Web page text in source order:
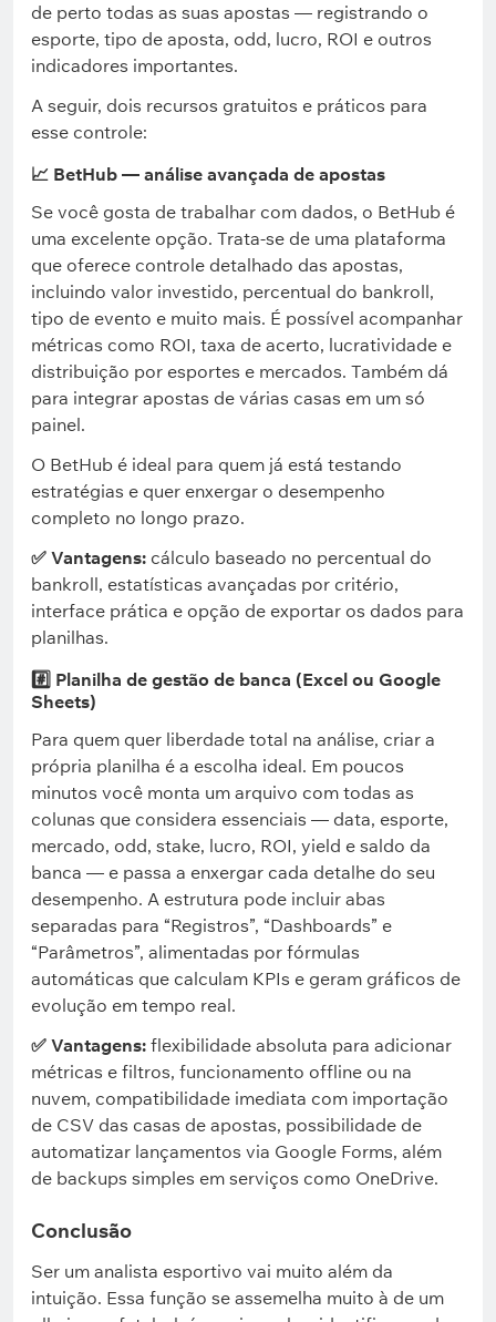
de perto todas as suas apostas — registrando o
esporte, tipo de aposta, odd, lucro, ROI e outros
indicadores importantes.
A seguir, dois recursos gratuitos e práticos para
esse controle:
📈 BetHub — análise avançada de apostas
Se você gosta de trabalhar com dados, o BetHub é
uma excelente opção. Trata-se de uma plataforma
que oferece controle detalhado das apostas,
incluindo valor investido, percentual do bankroll,
tipo de evento e muito mais. É possível acompanhar
métricas como ROI, taxa de acerto, lucratividade e
distribuição por esportes e mercados. Também dá
para integrar apostas de várias casas em um só
painel.
O BetHub é ideal para quem já está testando
estratégias e quer enxergar o desempenho
completo no longo prazo.
✅ Vantagens: cálculo baseado no percentual do
bankroll, estatísticas avançadas por critério,
interface prática e opção de exportar os dados para
planilhas.
#️⃣ Planilha de gestão de banca (Excel ou Google
Sheets)
Para quem quer liberdade total na análise, criar a
própria planilha é a escolha ideal. Em poucos
minutos você monta um arquivo com todas as
colunas que considera essenciais — data, esporte,
mercado, odd, stake, lucro, ROI, yield e saldo da
banca — e passa a enxergar cada detalhe do seu
desempenho. A estrutura pode incluir abas
separadas para “Registros”, “Dashboards” e
“Parâmetros”, alimentadas por fórmulas
automáticas que calculam KPIs e geram gráficos de
evolução em tempo real.
✅ Vantagens: flexibilidade absoluta para adicionar
métricas e filtros, funcionamento offline ou na
nuvem, compatibilidade imediata com importação
de CSV das casas de apostas, possibilidade de
automatizar lançamentos via Google Forms, além
de backups simples em serviços como OneDrive.
Conclusão
Ser um analista esportivo vai muito além da
intuição. Essa função se assemelha muito à de um